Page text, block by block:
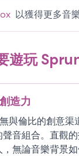
以獲得更多音
遊玩
造力
與倫比的創意渠
音組合。直觀
無論音樂背景